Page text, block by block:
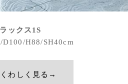
ックス1S
D100/H88/SH40cm
くわしく見る→